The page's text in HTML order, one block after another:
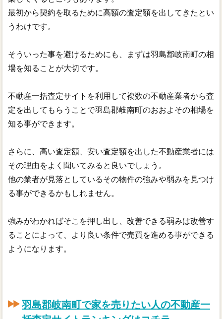
最初から契約を取るために高額の査定額を出してきたとい
うわけです。
そういった事を避けるためにも、まずは羽島郡岐南町の相
場を知ることが大切です。
不動産一括査定サイトを利用して複数の不動産業者から査
定を出してもらうことで羽島郡岐南町のおおよその相場を
知る事ができます。
さらに、高い査定額、安い査定額を出した不動産業者には
その理由をよく聞いてみると良いでしょう。
他の業者が見落としているその物件の強みや弱みを見つけ
る事ができるかもしれません。
強みがわかればそこを押し出し、改善できる弱みは改善す
ることによって、より良い条件で売買を進める事ができる
ようになります。
羽島郡岐南町で家を売りたい人の不動産一